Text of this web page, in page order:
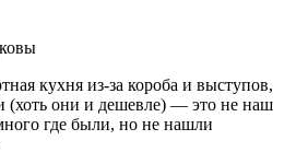
кухня из-за короба и выступов,
(хоть они и дешевле) — это не наш
где были, но не нашли